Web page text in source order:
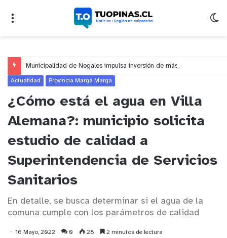
Actualidad Provincia Marga Marga
¿Cómo está el agua en Villa
Alemana?: municipio solicita
estudio de calidad a
Superintendencia de Servicios
Sanitarios
En detalle, se busca determinar si el agua de la
comuna cumple con los parámetros de calidad
16 Mayo, 2022 0 28 2 minutos de lectura